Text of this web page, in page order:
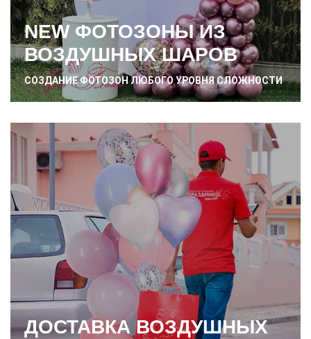
NEW ФОТОЗОНЫ ИЗ
ВОЗДУШНЫХ ШАРОВ
СОЗДАНИЕ ФОТОЗОН ЛЮБОГО УРОВНЯ СЛОЖНОСТИ
ДОСТАВКА ВОЗДУШНЫХ